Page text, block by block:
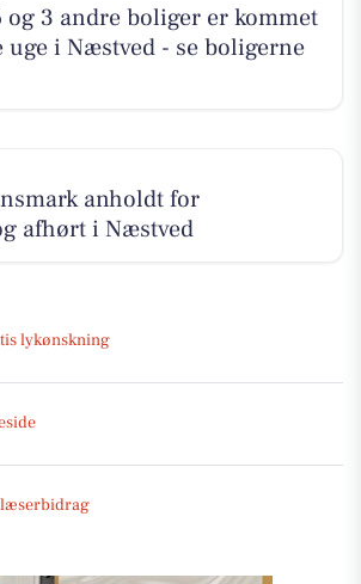
og 3 andre boliger er kommet
i Næstved - se boligerne
anholdt for
afhørt i Næstved
lykønskning